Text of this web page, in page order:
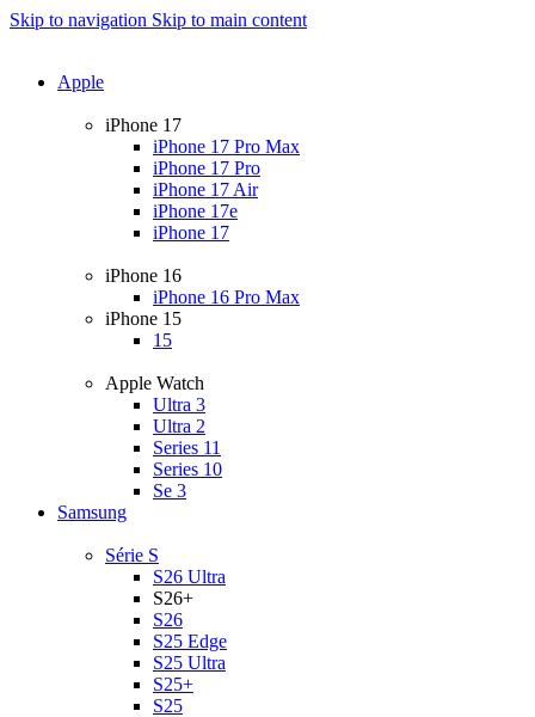
Skip to navigation Skip to main content
Apple
iPhone 17
iPhone 17 Pro Max
iPhone 17 Pro
iPhone 17 Air
iPhone 17e
iPhone 17
iPhone 16
iPhone 16 Pro Max
iPhone 15
15
Apple Watch
Ultra 3
Ultra 2
Series 11
Series 10
Se 3
Samsung
Série S
S26 Ultra
S26+
S26
S25 Edge
S25 Ultra
S25+
S25